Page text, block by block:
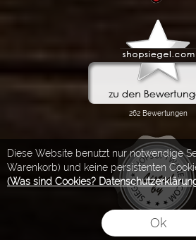
Diese Website benutzt nur notwendige
Warenkorb) und keine persistenten
(Was sind Cookies?
Ok